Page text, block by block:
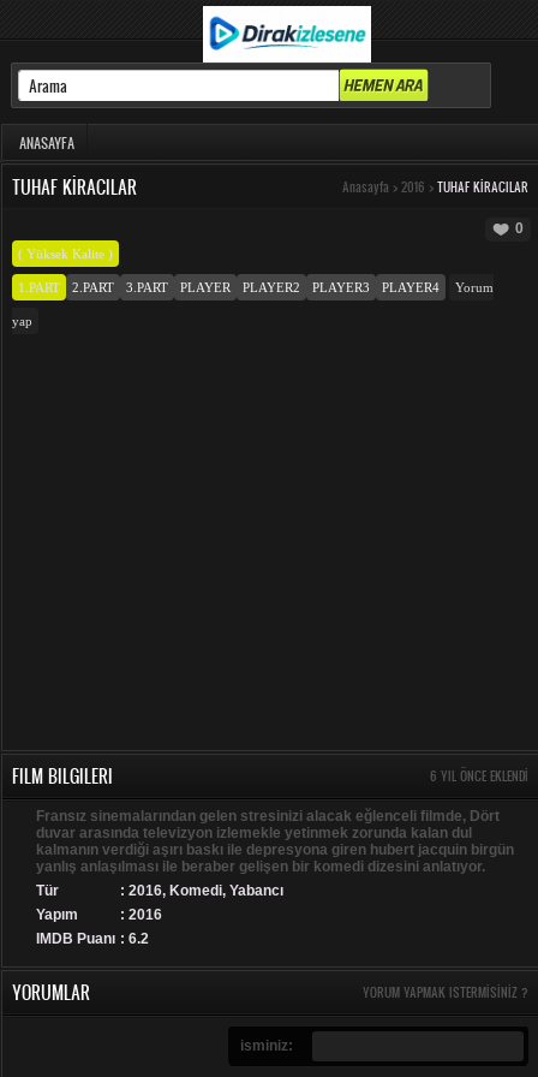
ANASAYFA
TUHAF KIRACILAR Anasayfa > 2016 > TUHAF KIRACILAR
0
( Yüksek Kalite )
1.PART 2.PART 3.PART PLAYER PLAYER2 PLAYER3 PLAYER4 Yorum
yap
FILM BILGILERI 6 YIL ÖNCE EKLENDI
Fransız sinemalarından gelen stresinizi alacak eğlenceli filmde, Dört
duvar arasında televizyon izlemekle yetinmek zorunda kalan dul
kalmanın verdiği aşırı baskı ile depresyona giren hubert jacquin birgün
yanlış anlaşılması ile beraber gelişen bir komedi dizesini anlatıyor.
Tür
: 2016, Komedi, Yabancı
Yapım
: 2016
IMDB Puanı : 6.2
YORUMLAR YORUM YAPMAK ISTERMISINIZ ?
isminiz: